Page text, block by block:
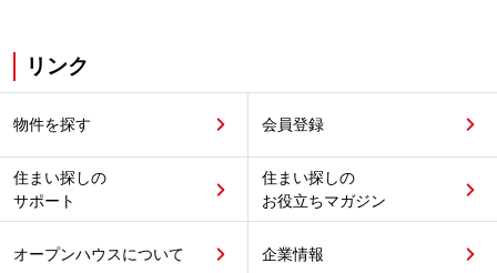
リンク
物件を探す 会員登録
住まい探しの
サポート
住まい探しの
お役立ちマガジン
オープンハウスについて 企業情報